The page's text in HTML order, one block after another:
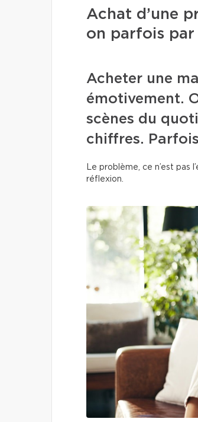
Achat d’une
on parfois
Acheter une
émotivement.
scènes du
chiffres.
Le problème, ce n’est pas
réflexion.